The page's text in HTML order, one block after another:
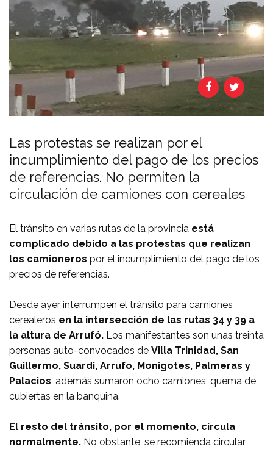
Las protestas se realizan por el
incumplimiento del pago de los precios
de referencias. No permiten la
circulación de camiones con cereales
El tránsito en varias rutas de la provincia está
complicado debido a las protestas que realizan
los camioneros por el incumplimiento del pago de los
precios de referencias.
Desde ayer interrumpen el tránsito para camiones
cerealeros en la intersección de las rutas 34 y 39 a
la altura de Arrufó. Los manifestantes son unas treinta
personas auto-convocados de Villa Trinidad, San
Guillermo, Suardi, Arrufo, Monigotes, Palmeras y
Palacios, además sumaron ocho camiones, quema de
cubiertas en la banquina.
El resto del tránsito, por el momento, circula
normalmente. No obstante, se recomienda circular